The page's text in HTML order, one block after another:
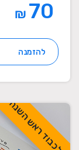
₪
להזמנה
לכבוד ראש השנה